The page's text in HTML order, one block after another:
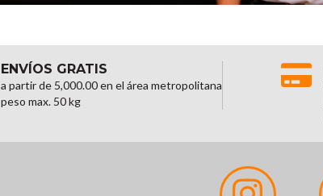
ENVÍOS GRATIS
a partir de 5,000.00 en el área metropolitana
peso max. 50 kg